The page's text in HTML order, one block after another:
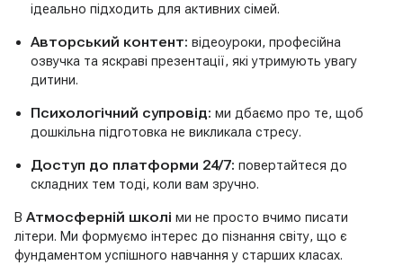
ідеально підходить для активних сімей.
Авторський контент: відеоуроки, професійна
озвучка та яскраві презентації, які утримують увагу
дитини.
Психологічний супровід: ми дбаємо про те, щоб
дошкільна підготовка не викликала стресу.
Доступ до платформи 24/7: повертайтеся до
складних тем тоді, коли вам зручно.
В Атмосферній школі ми не просто вчимо писати
літери. Ми формуємо інтерес до пізнання світу, що є
фундаментом успішного навчання у старших класах.